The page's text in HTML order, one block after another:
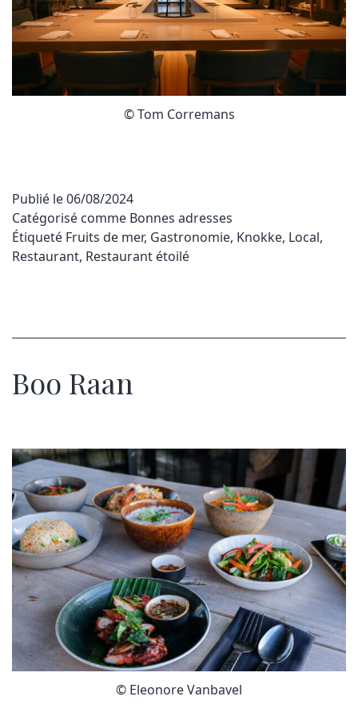
© Tom Corremans
Publié le06/08/2024
Catégorisé comme Bonnes adresses
Étiqueté Fruits de mer, Gastronomie, Knokke, Local,
Restaurant, Restaurant étoilé
Boo Raan
© Eleonore Vanbavel